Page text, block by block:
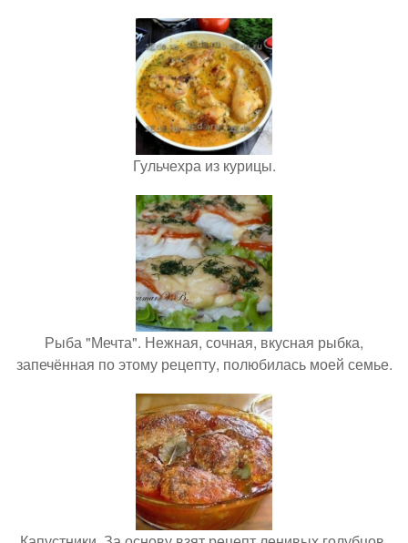
Гульчехра из курицы.
Рыба "Мечта". Нежная, сочная, вкусная рыбка,
запечённая по этому рецепту, полюбилась моей семье.